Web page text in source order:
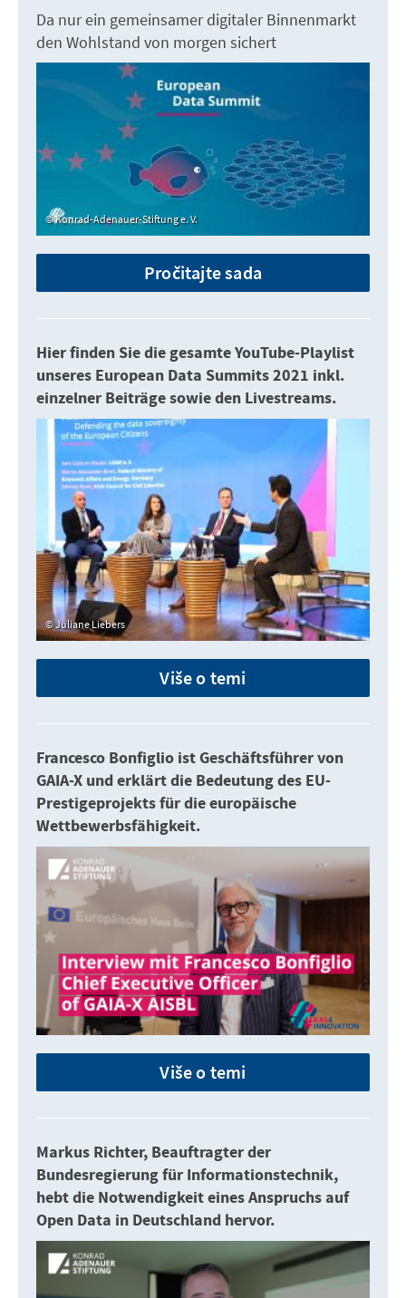
Da nur ein gemeinsamer digitaler Binnenmarkt
den Wohlstand von morgen sichert
Konrad-Adenauer-Stiftung e. V.
Pročitajte sada
Hier finden Sie die gesamte YouTube-Playlist
unseres European Data Summits 2021 inkl.
einzelner Beiträge sowie den Livestreams.
Juliane Liebers
Više o temi
Francesco Bonfiglio ist Geschäftsführer von
GAIA-X und erklärt die Bedeutung des EU-
Prestigeprojekts für die europäische
Wettbewerbsfähigkeit.
Više o temi
Markus Richter, Beauftragter der
Bundesregierung für Informationstechnik,
hebt die Notwendigkeit eines Anspruchs auf
Open Data in Deutschland hervor.